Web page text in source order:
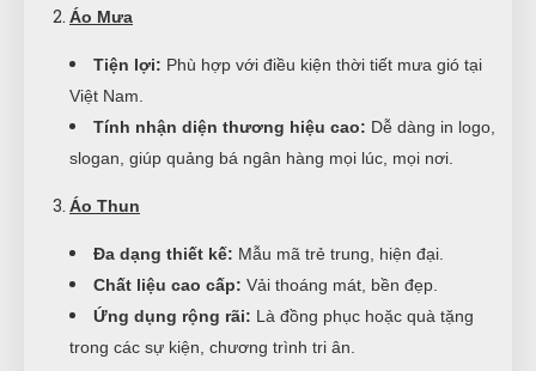
Áo Mưa
Tiện lợi: Phù hợp với điều kiện thời tiết mưa gió tại
Việt Nam.
Tính nhận diện thương hiệu cao: Dễ dàng in logo,
slogan, giúp quảng bá ngân hàng mọi lúc, mọi nơi.
Áo Thun
Đa dạng thiết kế: Mẫu mã trẻ trung, hiện đại.
Chất liệu cao cấp: Vải thoáng mát, bền đẹp.
Ứng dụng rộng rãi: Là đồng phục hoặc quà tặng
trong các sự kiện, chương trình tri ân.